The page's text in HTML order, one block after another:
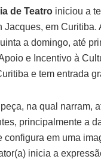
de Teatro iniciou a
Jacques, em
a domingo, até
e Incentivo à
e tem entrada
na qual narram,
principalmente a
configura em uma
inicia a